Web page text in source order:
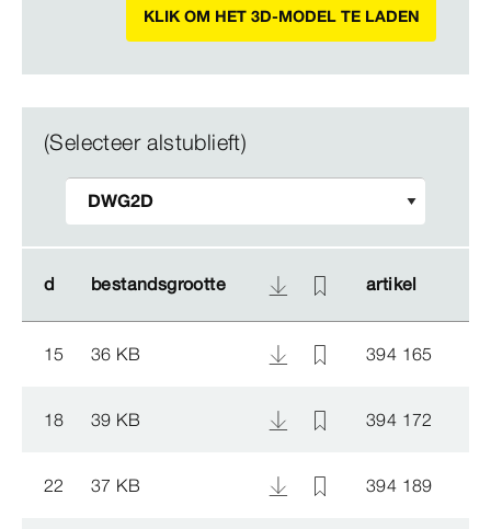
KLIK OM HET 3D-MODEL TE LADEN
(Selecteer alstublieft)
d bestandsgrootte artikel
d bestandsgrootte artikel
15 36 KB 394 165
18 39 KB 394 172
22 37 KB 394 189